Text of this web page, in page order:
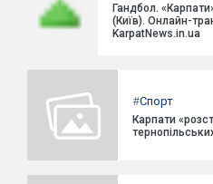
Гандбол.
(Київ). Онлайн-
KarpatNews.in.ua
#Спорт
Карпати